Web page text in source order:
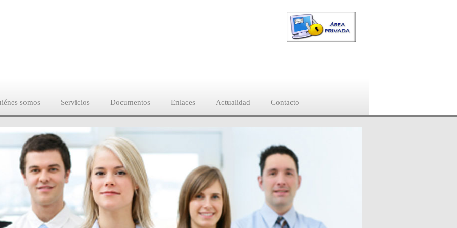
somos Servicios Documentos Enlaces Actualidad Contacto